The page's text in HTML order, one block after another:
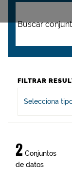
FILTRAR
Selecciona
2 Conjuntos
de datos